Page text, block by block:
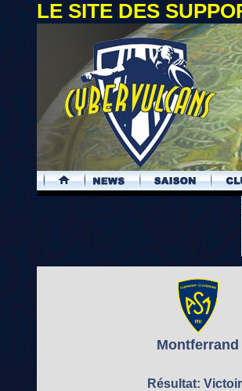
LE SITE DES
.
Montferrand
Résultat: